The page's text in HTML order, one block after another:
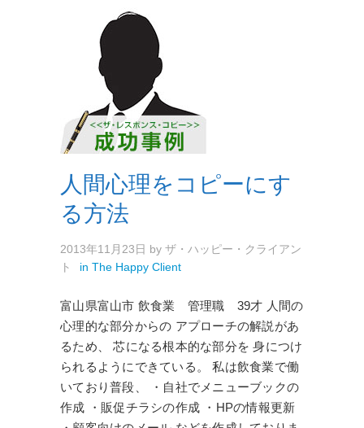
人間心理をコピーにす
る方法
2013年11月23日 by ザ・ハッピー・クライアン
ト
in The Happy Client
富山県富山市 飲食業 管理職 39才 人間の
心理的な部分からの アプローチの解説があ
るため、 芯になる根本的な部分を 身につけ
られるようにできている。 私は飲食業で働
いており普段、 ・自社でメニューブックの
作成 ・販促チラシの作成 ・HPの情報更新